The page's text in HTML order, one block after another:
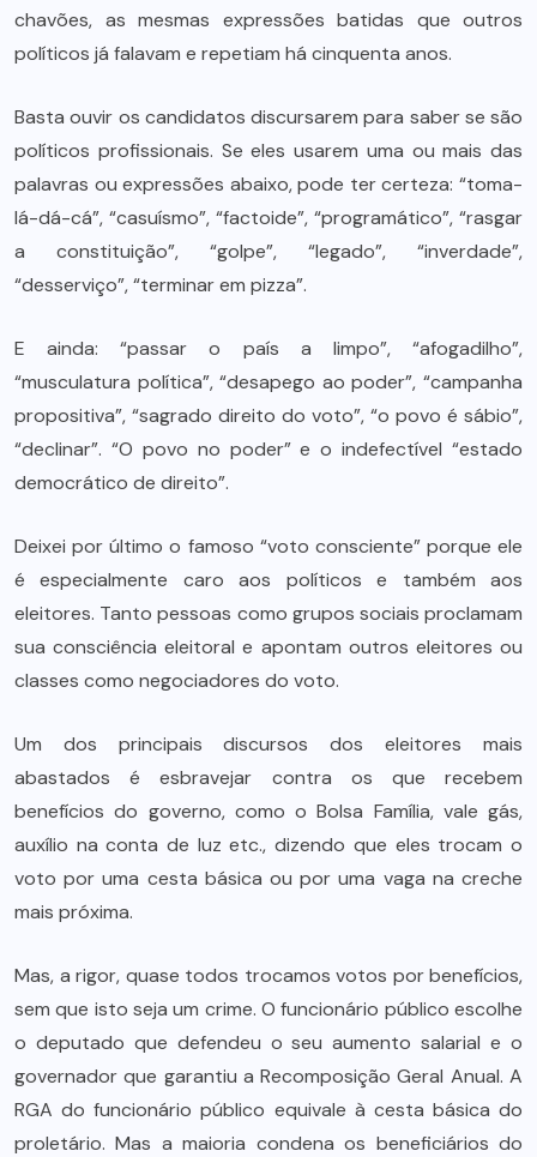
chavões, as mesmas expressões batidas que outros
políticos já falavam e repetiam há cinquenta anos.
Basta ouvir os candidatos discursarem para saber se são
políticos profissionais. Se eles usarem uma ou mais das
palavras ou expressões abaixo, pode ter certeza: “toma-
lá-dá-cá”, “casuísmo”, “factoide”, “programático”, “rasgar
a constituição”, “golpe”, “legado”, “inverdade”,
“desserviço”, “terminar em pizza”.
E ainda: “passar o país a limpo”, “afogadilho”,
“musculatura política”, “desapego ao poder”, “campanha
propositiva”, “sagrado direito do voto”, “o povo é sábio”,
“declinar”. “O povo no poder” e o indefectível “estado
democrático de direito”.
Deixei por último o famoso “voto consciente” porque ele
é especialmente caro aos políticos e também aos
eleitores. Tanto pessoas como grupos sociais proclamam
sua consciência eleitoral e apontam outros eleitores ou
classes como negociadores do voto.
Um dos principais discursos dos eleitores mais
abastados é esbravejar contra os que recebem
benefícios do governo, como o Bolsa Família, vale gás,
auxílio na conta de luz etc., dizendo que eles trocam o
voto por uma cesta básica ou por uma vaga na creche
mais próxima.
Mas, a rigor, quase todos trocamos votos por benefícios,
sem que isto seja um crime. O funcionário público escolhe
o deputado que defendeu o seu aumento salarial e o
governador que garantiu a Recomposição Geral Anual. A
RGA do funcionário público equivale à cesta básica do
proletário. Mas a maioria condena os beneficiários do